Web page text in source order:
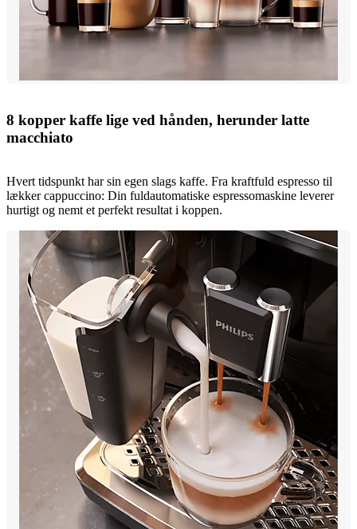
8 kopper kaffe lige ved hånden, herunder latte
macchiato
Hvert tidspunkt har sin egen slags kaffe. Fra kraftfuld espresso til
lækker cappuccino: Din fuldautomatiske espressomaskine leverer
hurtigt og nemt et perfekt resultat i koppen.